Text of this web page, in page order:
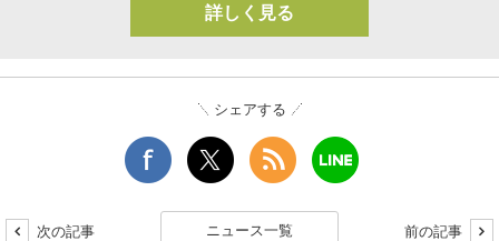
詳しく見る
シェアする
次の記事 ニュース一覧 前の記事